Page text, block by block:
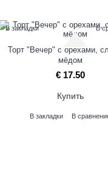
В закладки В
Торт "Вечер" с орехами,
мёдом
€ 17.50
Купить
В закладки В